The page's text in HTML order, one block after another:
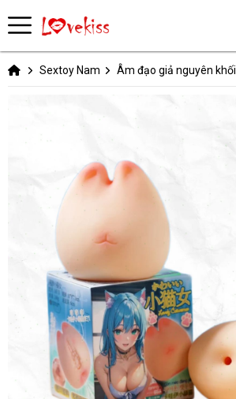
Sextoy Nam Âm đạo giả nguyên khối